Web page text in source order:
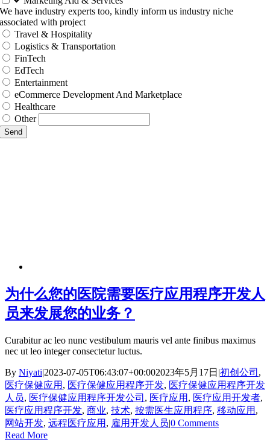
We have industry experts too, kindly inform us industry niche
associated with project
Travel & Hospitality
Logistics & Transportation
FinTech
EdTech
Entertainment
eCommerce Development And Marketplace
Healthcare
Other
Send
为什么您的医院需要医疗应用程序开发人
员来发展您的业务？
Curabitur ac leo nunc vestibulum mauris vel ante finibus maximus
nec ut leo integer consectetur luctus.
By Niyati|2023-07-05T06:43:07+00:002023年5月17日 |初创公司 ,
医疗保健应用 , 医疗保健应用程序开发, 医疗保健应用程序开发
人员, 医疗保健应用程序开发公司 , 医疗应用 , 医疗应用开发者,
医疗应用程序开发, 商业, 技术, 按需医生应用程序, 移动应用 ,
网站开发, 远程医疗应用 , 雇用开发人员|0 Comments
Read More